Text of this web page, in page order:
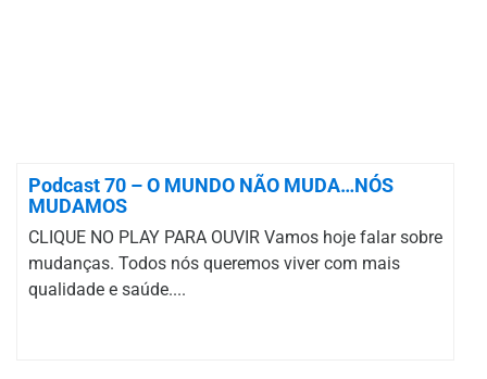
Podcast 70 – O MUNDO NÃO MUDA…NÓS
MUDAMOS
CLIQUE NO PLAY PARA OUVIR Vamos hoje falar sobre
mudanças. Todos nós queremos viver com mais
qualidade e saúde....